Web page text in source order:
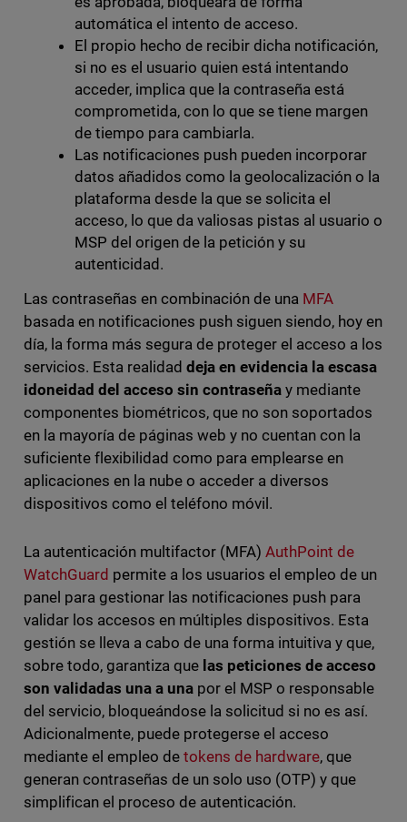
automática el intento de acceso.
El propio hecho de recibir dicha notificación,
si no es el usuario quien está intentando
acceder, implica que la contraseña está
comprometida, con lo que se tiene margen
de tiempo para cambiarla.
Las notificaciones push pueden incorporar
datos añadidos como la geolocalización o la
plataforma desde la que se solicita el
acceso, lo que da valiosas pistas al usuario o
MSP del origen de la petición y su
autenticidad.
Las contraseñas en combinación de una MFA
basada en notificaciones push siguen siendo, hoy en
día, la forma más segura de proteger el acceso a los
servicios. Esta realidad deja en evidencia la escasa
idoneidad del acceso sin contraseña y mediante
componentes biométricos, que no son soportados
en la mayoría de páginas web y no cuentan con la
suficiente flexibilidad como para emplearse en
aplicaciones en la nube o acceder a diversos
dispositivos como el teléfono móvil.
La autenticación multifactor (MFA)AuthPoint de
WatchGuard permite a los usuarios el empleo de un
panel para gestionar las notificaciones push para
validar los accesos en múltiples dispositivos. Esta
gestión se lleva a cabo de una forma intuitiva y que,
sobre todo, garantiza que las peticiones de acceso
son validadas una a unapor el MSP o responsable
del servicio, bloqueándose la solicitud si no es así.
Adicionalmente, puede protegerse el acceso
mediante el empleo de tokens de hardware, que
generan contraseñas de un solo uso (OTP) y que
simplifican el proceso de autenticación.